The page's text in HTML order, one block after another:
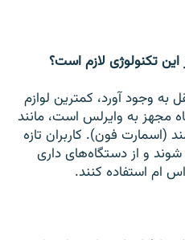
تکنولوژی لازم است؟
وجود آورد، کمترین لوازم
مجهز به وایرلس است،‌ مانند
(اسمارت فون). کاربران تازه
و از دستگاه‌های داری
ام استفاده کنند.